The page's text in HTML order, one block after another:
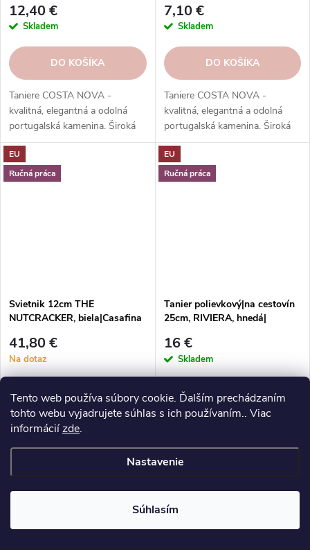
Tento web používa súbory cookie. Ďalším prechádzaním
tohto webu vyjadrujete súhlas s ich používaním.. Viac
informáciízde.
Nastavenie
Súhlasím
12,40 €
Skladem
DO KOŠÍKA
Taniere COSTA NOVA -
kvalitná, elegantná a odolná
portugalská kamenina. Široká
ponuka kolekcií, tvarov, farieb a
funkcií. Objednávajte v našom
e-shope.
7,10 €
Skladem
DO KOŠÍKA
Taniere COSTA NOVA -
kvalitná, elegantná a odolná
portugalská kamenina. Široká
ponuka kolekcií, tvarov, farieb a
funkcií. Objednávajte v našom
e-shope.
EU
Ručná práca
Svietnik 12cm THE
NUTCRACKER, biela|Casafina
41,80 €
Na dotaz
DETAIL
Svietniky z vianočnej kolekcie s
značky Casafina vás ohromia
svojou eleganciou, kvalitou a
jedinečnosťou.
EU
Ručná práca
Tanier polievkový|na cestovín
25cm, RIVIERA, hnedá|
16 €
Skladem
DO KOŠÍKA
portugalská kamenina. Široká
funkcií. Objednávajte v našom
e-shope.
Ručná práca